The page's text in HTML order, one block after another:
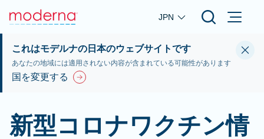
Skip to main content
JPN
これはモデルナの日本のウェブサイトです
あなたの地域には適用されない内容が含まれている可能性があります
国を変更する
新型コロナワクチン情